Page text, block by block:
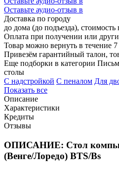
Оставьте аудио-отзыв в
Доставка по городу
до дома (до подъезда), стоимость
Оплата при получении или
Товар можно вернуть в течение
Привезём гарантийный талон,
Еще подборки в категории
столы
C надстройкой C пеналом Для
Показать все
Описание
Характеристики
Кредиты
Отзывы
ОПИСАНИЕ: Стол
(Венге/Лоредо) BTS/Bs